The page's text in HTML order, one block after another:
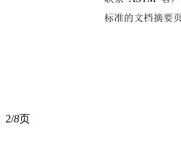
2/8页